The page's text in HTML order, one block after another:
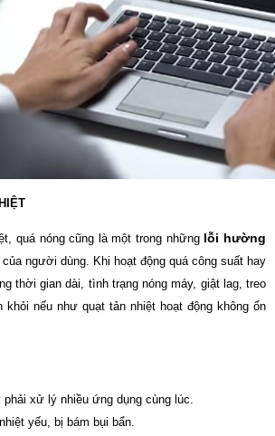
quá nóng cũng là một trong những lỗi hường
của người dùng. Khi hoạt động quá công suất hay
thời gian dài, tình trạng nóng máy, giật lag, treo
khỏi nếu như quạt tản nhiệt hoạt động không ổn
phải xử lý nhiều ứng dụng cùng lúc.
yếu, bị bám bụi bẩn.